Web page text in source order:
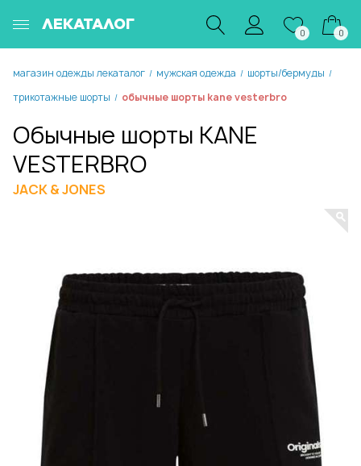
ЛЕКАТАЛОГ
0 0
магазин одежды лекаталог / мужская одежда / шорты/бермуды /
трикотажные шорты / обычные шорты kane vesterbro
Обычные шорты KANE
VESTERBRO
JACK & JONES